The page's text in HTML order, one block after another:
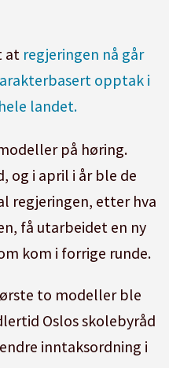
at regjeringen nå går
opptak i
landet.
på høring.
og i april i år ble de
regjeringen, etter hva
få utarbeidet en ny
kom i forrige runde.
to modeller ble
Oslos skolebyråd
inntaksordning i